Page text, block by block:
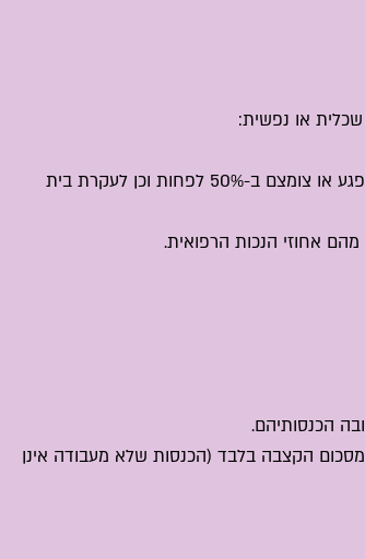
או נפשית:
• הקצבה החודשית משולמת למי שעקב הנכות, הכושר שלהם להשתכר נפגע או צומצם ב-50% לפחות וכן לעקרת בית
אחוזי הנכות הרפואית.
הכנסותיהם.
הקצבה בלבד (הכנסות שלא מעבודה אינן